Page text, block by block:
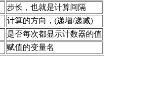
步长，也就是计算间隔
计算的方向，(递增/递减)
是否每次都显示计数器的值
赋值的变量名